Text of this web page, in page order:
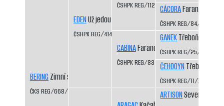
BERINGZimní sen CS
ČKS REG/668/92/94
EDENUž jedou CS
ČSHPK REG/414/89
ČSHPK REG/112/86/88
CABINAFaranda CS
ČSHPK REG/83/84
CÁCORAFaranda CS
ČSHPK REG/84/84
GANEKTřeboň-
ČSHPK REG/25/82
ČEHOOYNTřeboň-
ČSHPK REG/11/79
ARTISONSeverní vítr